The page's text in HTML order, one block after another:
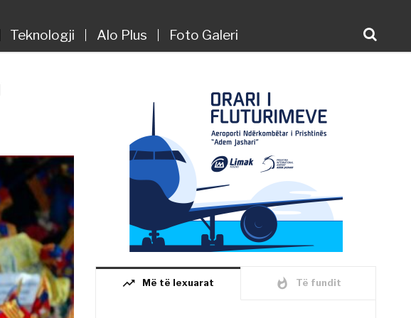
Teknologji Alo Plus Foto Galeri
trending_up Më të lexuarat whatshot Të fundit